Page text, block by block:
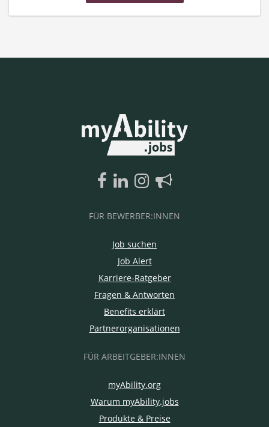
FÜR BEWERBER:INNEN
Job suchen
Job Alert
Karriere-Ratgeber
Fragen & Antworten
Benefits erklärt
Partnerorganisationen
FÜR ARBEITGEBER:INNEN
myAbility.org
Warum myAbility.jobs
Produkte & Preise